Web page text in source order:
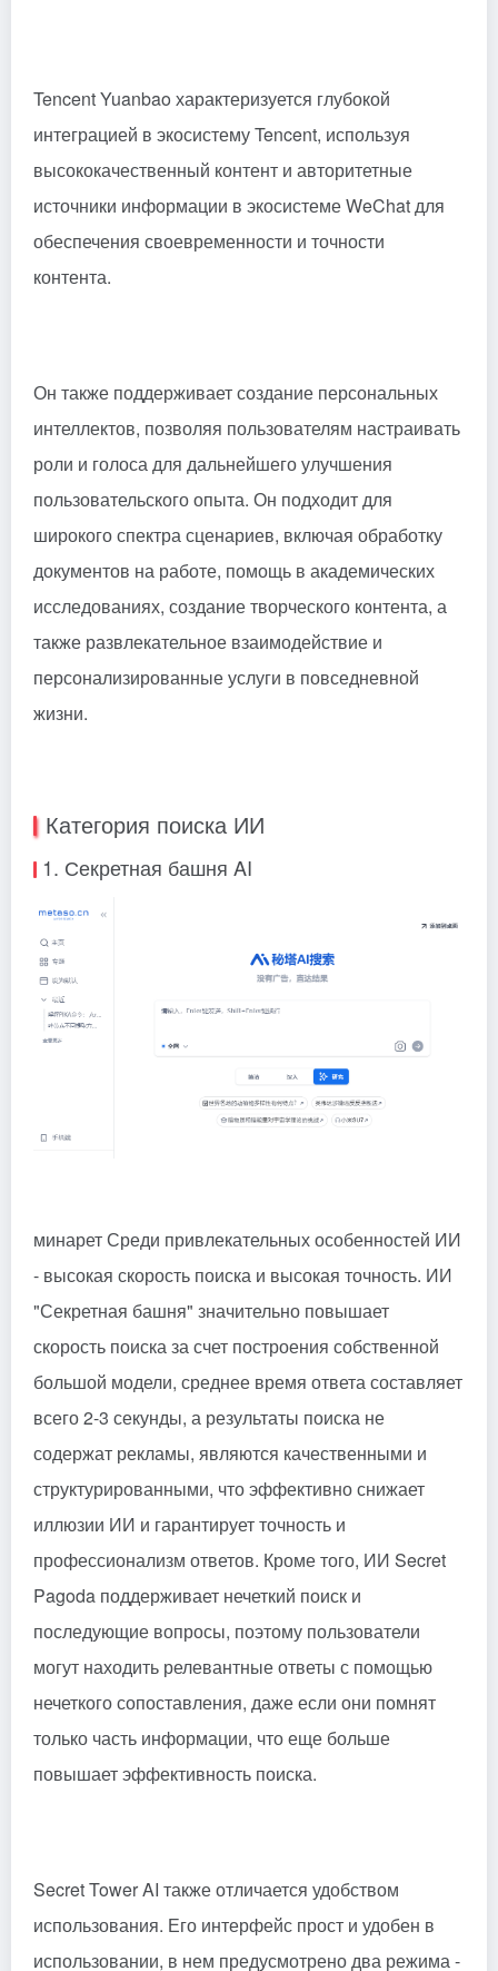
Tencent Yuanbao характеризуется глубокой
интеграцией в экосистему Tencent, используя
высококачественный контент и авторитетные
источники информации в экосистеме WeChat для
обеспечения своевременности и точности
контента.
Он также поддерживает создание персональных
интеллектов, позволяя пользователям настраивать
роли и голоса для дальнейшего улучшения
пользовательского опыта. Он подходит для
широкого спектра сценариев, включая обработку
документов на работе, помощь в академических
исследованиях, создание творческого контента, а
также развлекательное взаимодействие и
персонализированные услуги в повседневной
жизни.
Категория поиска ИИ
1. Секретная башня AI
минаретСреди привлекательных особенностей ИИ
- высокая скорость поиска и высокая точность. ИИ
"Секретная башня" значительно повышает
скорость поиска за счет построения собственной
большой модели, среднее время ответа составляет
всего 2-3 секунды, а результаты поиска не
содержат рекламы, являются качественными и
структурированными, что эффективно снижает
иллюзии ИИ и гарантирует точность и
профессионализм ответов. Кроме того, ИИ Secret
Pagoda поддерживает нечеткий поиск и
последующие вопросы, поэтому пользователи
могут находить релевантные ответы с помощью
нечеткого сопоставления, даже если они помнят
только часть информации, что еще больше
повышает эффективность поиска.
Secret Tower AI также отличается удобством
использования. Его интерфейс прост и удобен в
использовании, в нем предусмотрено два режима -